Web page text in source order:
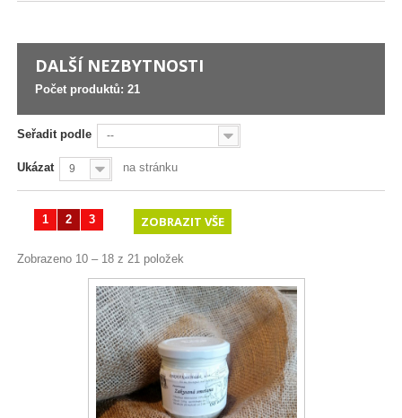
DALŠÍ NEZBYTNOSTI
Počet produktů: 21
Seřadit podle --
Ukázat 9 na stránku
ZOBRAZIT VŠE
1 2 3
Zobrazeno 10 – 18 z 21 položek